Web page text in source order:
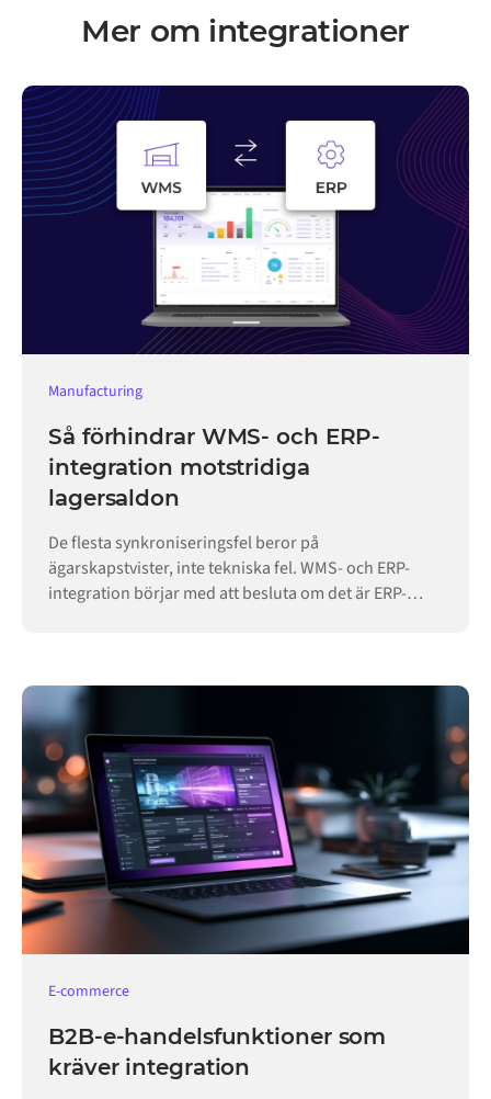
Mer om integrationer
Manufacturing
Så förhindrar WMS- och ERP-
integration motstridiga
lagersaldon
De flesta synkroniseringsfel beror på
ägarskapstvister, inte tekniska fel. WMS- och ERP-
integration börjar med att besluta om det är ERP-
E-commerce
B2B-e-handelsfunktioner som
kräver integration